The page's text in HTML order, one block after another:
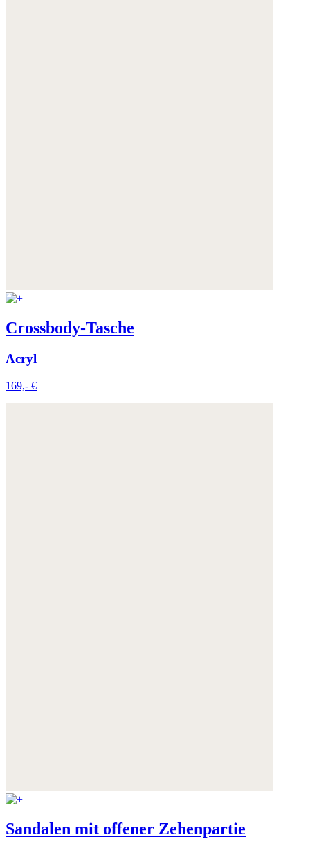
Crossbody-Tasche
Acryl
169,- €
Sandalen mit offener Zehenpartie